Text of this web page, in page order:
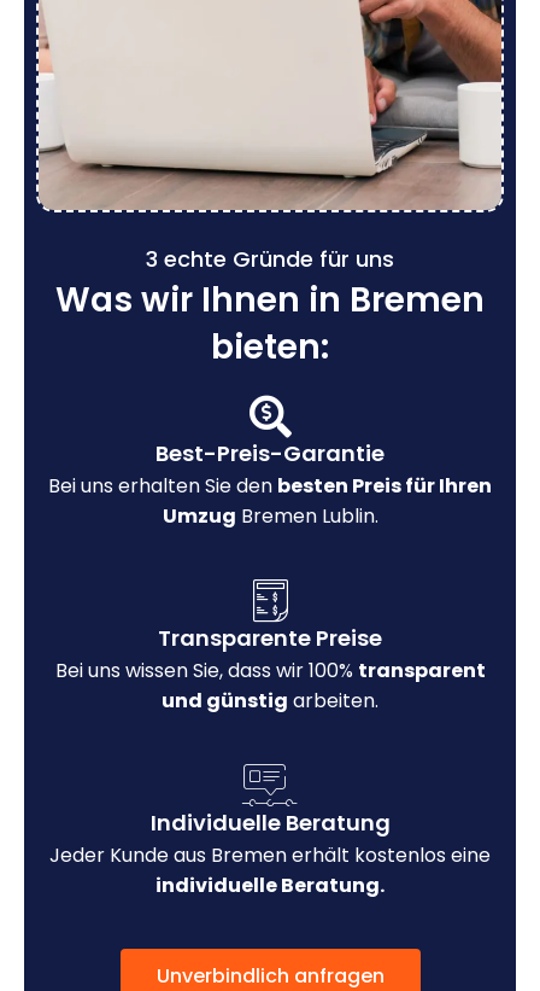
3 echte Gründe für uns
Was wir Ihnen in Bremen
bieten:
Best-Preis-Garantie
Bei uns erhalten Sie den besten Preis für Ihren
Umzug Bremen Lublin.
Transparente Preise
Bei uns wissen Sie, dass wir 100% transparent
und günstig arbeiten.
Individuelle Beratung
Jeder Kunde aus Bremen erhält kostenlos eine
individuelle Beratung.
Unverbindlich anfragen